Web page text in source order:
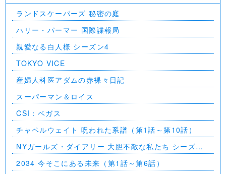
ランドスケーパーズ 秘密の庭
ハリー・パーマー 国際諜報局
親愛なる白人様 シーズン4
TOKYO VICE
産婦人科医アダムの赤裸々日記
スーパーマン＆ロイス
CSI：ベガス
チャペルウェイト 呪われた系譜（第1話～第10話）
NYガールズ・ダイアリー 大胆不敵な私たち シーズン
5（第1話～第2話）
2034 今そこにある未来（第1話～第6話）